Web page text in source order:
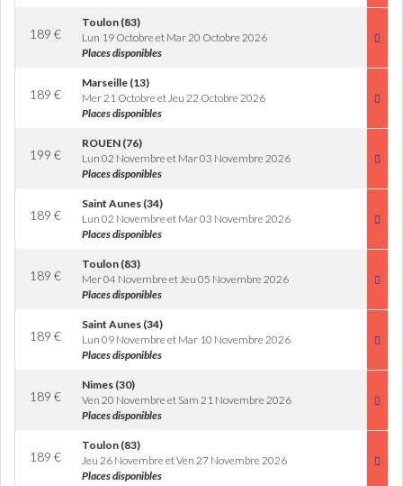
189 €
Toulon (83)
Lun 19 Octobre et Mar 20 Octobre 2026
Places disponibles
189 €
Marseille (13)
Mer 21 Octobre et Jeu 22 Octobre 2026
Places disponibles
199 €
ROUEN (76)
Lun 02 Novembre et Mar 03 Novembre 2026
Places disponibles
189 €
Saint Aunes (34)
Lun 02 Novembre et Mar 03 Novembre 2026
Places disponibles
189 €
Toulon (83)
Mer 04 Novembre et Jeu 05 Novembre 2026
Places disponibles
189 €
Saint Aunes (34)
Lun 09 Novembre et Mar 10 Novembre 2026
Places disponibles
189 €
Nimes (30)
Ven 20 Novembre et Sam 21 Novembre 2026
Places disponibles
189 €
Toulon (83)
Jeu 26 Novembre et Ven 27 Novembre 2026
Places disponibles